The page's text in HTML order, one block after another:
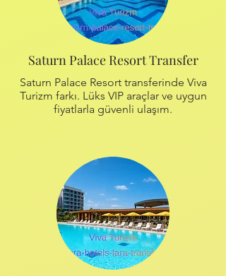
Saturn Palace Resort Transfer
Saturn Palace Resort transferinde Viva
Turizm farkı. Lüks VIP araçlar ve uygun
fiyatlarla güvenli ulaşım.